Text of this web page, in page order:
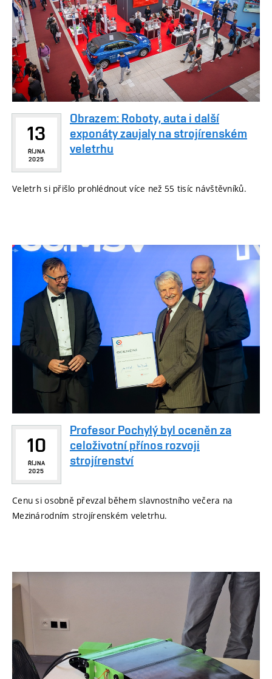
13
ŘÍJNA
2025
Obrazem: Roboty, auta i další
exponáty zaujaly na strojírenském
veletrhu
Veletrh si přišlo prohlédnout více než 55 tisíc návštěvníků.
10
ŘÍJNA
2025
Profesor Pochylý byl oceněn za
celoživotní přínos rozvoji
strojírenství
Cenu si osobně převzal během slavnostního večera na
Mezinárodním strojírenském veletrhu.